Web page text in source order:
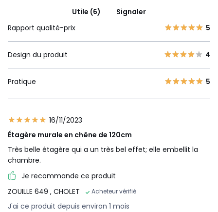
Utile (6)
Signaler
Rapport qualité-prix
5
Design du produit 4
Pratique 5
16/11/2023
Étagère murale en chêne de 120cm
Très belle étagère qui a un très bel effet; elle embellit la
chambre.
Je recommande ce produit
ZOUILLE 649 , CHOLET Acheteur vérifié
J'ai ce produit depuis environ 1 mois